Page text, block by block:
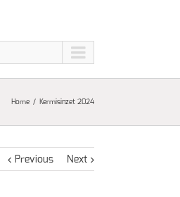
Home Kermisinzet 2024
Previous Next